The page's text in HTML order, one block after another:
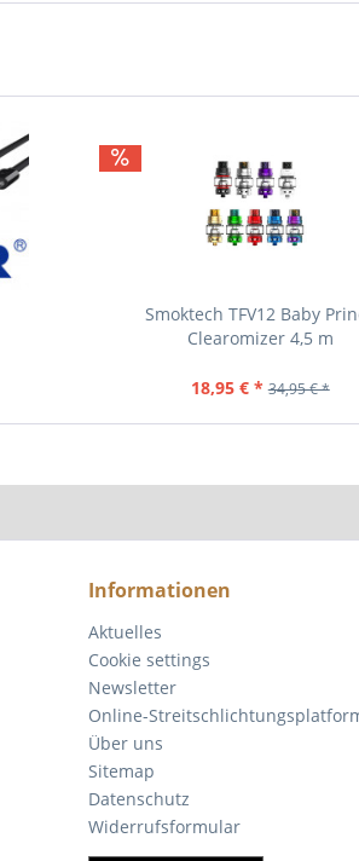
Smoktech TFV12 Baby
Clearomizer 4,5 m
18,95 € * 34,95 € *
Informationen
Aktuelles
Cookie settings
Newsletter
Online-
Über uns
Sitemap
Datenschutz
Widerrufsformular